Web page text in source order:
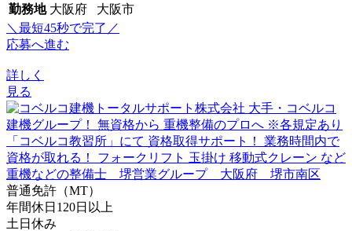
勤務地 大阪府 大阪市
＼最短45秒で完了／
応募へ進む
詳しく
見る
普通免許（MT）
年間休日120日以上
土日休み